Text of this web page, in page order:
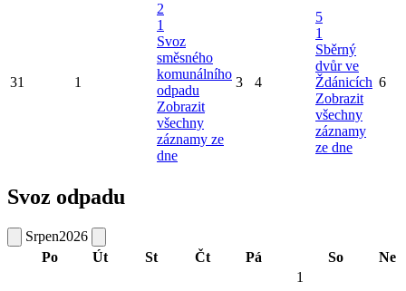
31 1
2
1
Svoz
směsného
komunálního
odpadu
Zobrazit
všechny
záznamy ze
dne
3 4
5
1
Sběrný
dvůr ve
Ždánicích
Zobrazit
všechny
záznamy
ze dne
6
Svoz odpadu
Srpen2026
Po
Út St Čt Pá So Ne
1